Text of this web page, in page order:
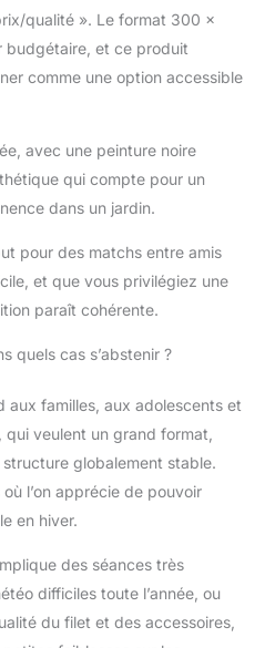
qualité ». Le format 300 x
budgétaire, et ce produit
comme une option accessible
avec une peinture noire
qui compte pour un
dans un jardin.
pour des matchs entre amis
et que vous privilégiez une
paraît cohérente.
quels cas s’abstenir ?
aux familles, aux adolescents et
veulent un grand format,
globalement stable.
l’on apprécie de pouvoir
en hiver.
des séances très
difficiles toute l’année, ou
du filet et des accessoires,